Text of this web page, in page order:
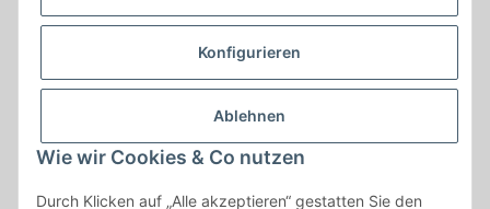
Konfigurieren
Ablehnen
Wie wir Cookies & Co nutzen
Durch Klicken auf „Alle akzeptieren“ gestatten Sie den
Tel.:0201555402
info@krayer-edampfer-shop.de
Gesetzliche Informationen
Informationen
Vertrag widerrufen